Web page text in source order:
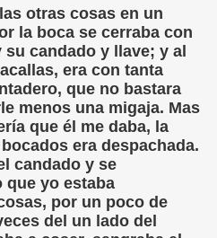
otras cosas en un
la boca se cerraba con
candado y llave; y al
era con tanta
que no bastara
menos una migaja. Mas
que él me daba, la
era despachada.
candado y se
que yo estaba
por un poco de
del un lado del